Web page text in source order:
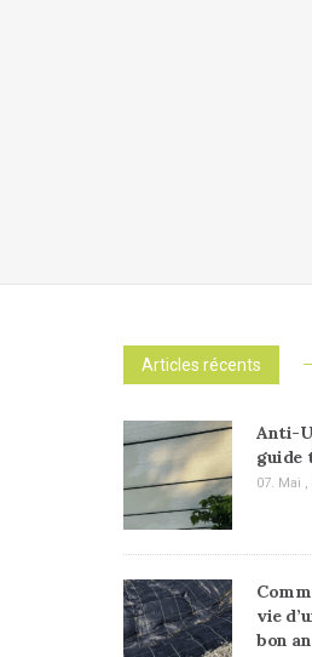
Articles récents
Anti-
guide
07. Mai ,
vie
bon